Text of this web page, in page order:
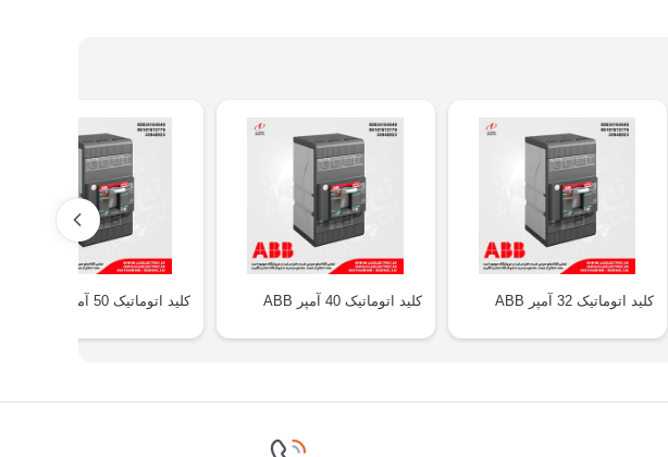
کلید اتوماتیک 32 آمپر ABB کلید اتوماتیک 40 آمپر ABB کلید اتوماتیک 50 آمپر ABB